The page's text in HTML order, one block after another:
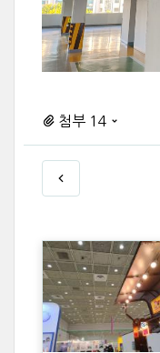
첨부 14